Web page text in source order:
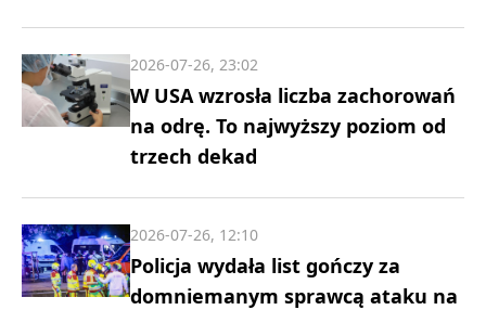
W USA wzrosła liczba zachorowań
na odrę. To najwyższy poziom od
trzech dekad
2026-07-26, 23:02
Policja wydała list gończy za
domniemanym sprawcą ataku na
2026-07-26, 12:10